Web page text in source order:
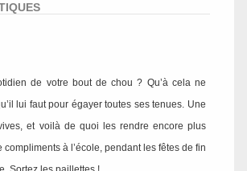
de votre bout de chou ? Qu’à cela ne
lui faut pour égayer toutes ses tenues. Une
et voilà de quoi les rendre encore plus
à l’école, pendant les fêtes de fin